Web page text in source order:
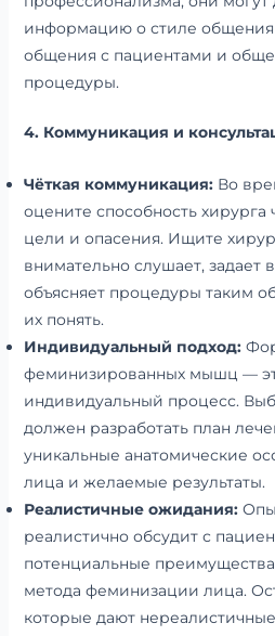
информацию о стиле общения
общения с пациентами и
процедуры.
4. Коммуникация и
Чёткая коммуникация:Во
оцените способность
цели и опасения. Ищите
внимательно слушает,
объясняет процедуры таким
их понять.
Индивидуальный подход:
феминизированных мышц —
индивидуальный процесс.
должен разработать план
уникальные анатомические
лица и желаемые результаты.
Реалистичные ожидания:
реалистично обсудит с
потенциальные
метода феминизации лица.
которые дают